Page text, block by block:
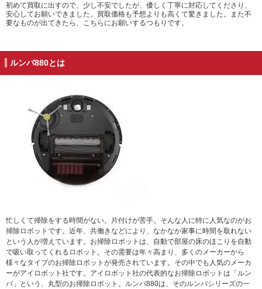
初めて買取に出すので、少し不安でしたが、優しく丁寧に対応してくださり、
安心してお願いできました。買取価格も予想よりも高くて驚きました。また不
要なものが出てきたら、こちらにお願いするつもりです。
ルンバ880とは
忙しくて掃除をする時間がない。片付けが苦手。そんな人に特に人気なのがお
掃除ロボットです。近年、共働きなどにより、なかなか家事に時間を取れない
という人が増えています。お掃除ロボットは、自動で部屋の床のほこりを自動
で吸い取ってくれるロボット。その需要は年々高まり、多くのメーカーから
様々なタイプのお掃除ロボットが発売されています。その中でも人気のメーカ
ーがアイロボット社です。アイロボット社の代表的なお掃除ロボットは「ルン
バ」という、丸型のお掃除ロボット。ルンバ880は、そのルンバシリーズの一